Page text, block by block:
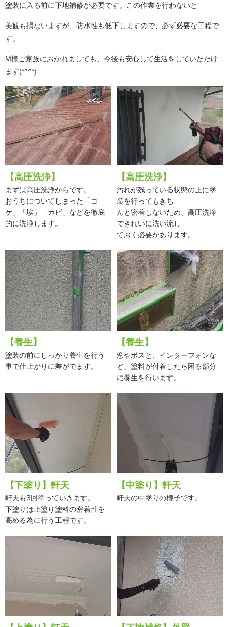
塗装に入る前に下地補修が必要です。この作業を行わないと
美観も損ないますが、防水性も低下しますので、必ず必要な工程で
す。
M様ご家族におかれましても、今後も安心して生活をしていただけ
ます(*^^*)
【高圧洗浄】
まずは高圧洗浄からです。
おうちについてしまった「コ
ケ」「埃」「カビ」などを徹底
的に洗浄します。
【高圧洗浄】
汚れが残っている状態の上に塗
装を行ってもきち
んと密着しないため、高圧洗浄
できれいに洗い流し
ておく必要があります。
【養生】
塗装の前にしっかり養生を行う
事で仕上がりに差がでます。
【養生】
窓やポスと、インターフォンな
ど、塗料が付着したら困る部分
に養生を行います。
【下塗り】軒天
軒天も3回塗っていきます。
下塗りは上塗り塗料の密着性を
高める為に行う工程です。
【中塗り】軒天
軒天の中塗りの様子です。